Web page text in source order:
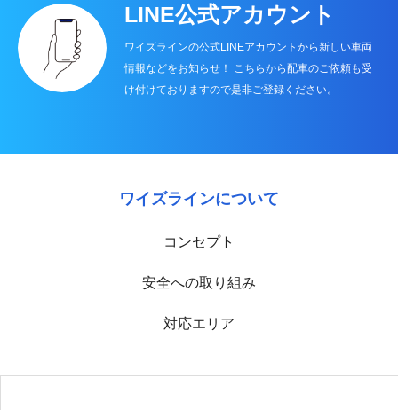
LINE公式アカウント
ワイズラインの公式LINEアカウントから新しい車両
情報などをお知らせ！ こちらから配車のご依頼も受
け付けておりますので是非ご登録ください。
ワイズラインについて
コンセプト
安全への取り組み
対応エリア